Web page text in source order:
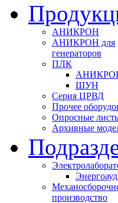
АНИКРОН
АНИКРОН для
генераторов
ПЛК
ШУН
Серия ЦРВД
Прочее
Опросные
Архивные
производство